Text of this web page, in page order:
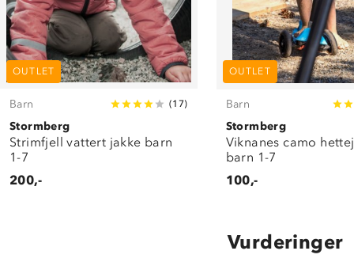
OUTLET
Barn (17)
Stormberg
Strimfjell vattert jakke barn
1-7
200,-
OUTLET
Barn
Stormberg
Viknanes camo
barn 1-7
100,-
Vurderinger